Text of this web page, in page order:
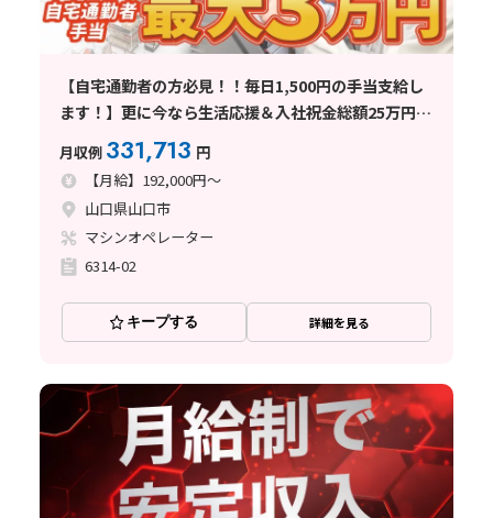
【自宅通勤者の方必見！！毎日1,500円の手当支給し
ます！】更に今なら生活応援＆入社祝金総額25万円支
給！/男女・未経験多数活躍/山口市
月収例 331,713 円
【月給】192,000円～
山口県山口市
マシンオペレーター
6314-02
キープする 詳細を見る